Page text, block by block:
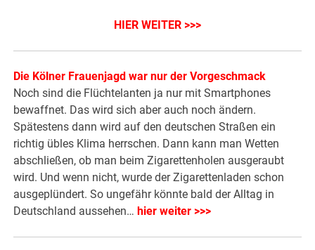
HIER WEITER >>>
Die Kölner Frauenjagd war nur der Vorgeschmack
Noch sind die Flüchtelanten ja nur mit Smartphones
bewaffnet. Das wird sich aber auch noch ändern.
Spätestens dann wird auf den deutschen Straßen ein
richtig übles Klima herrschen. Dann kann man Wetten
abschließen, ob man beim Zigarettenholen ausgeraubt
wird. Und wenn nicht, wurde der Zigarettenladen schon
ausgeplündert. So ungefähr könnte bald der Alltag in
Deutschland aussehen… hier weiter >>>